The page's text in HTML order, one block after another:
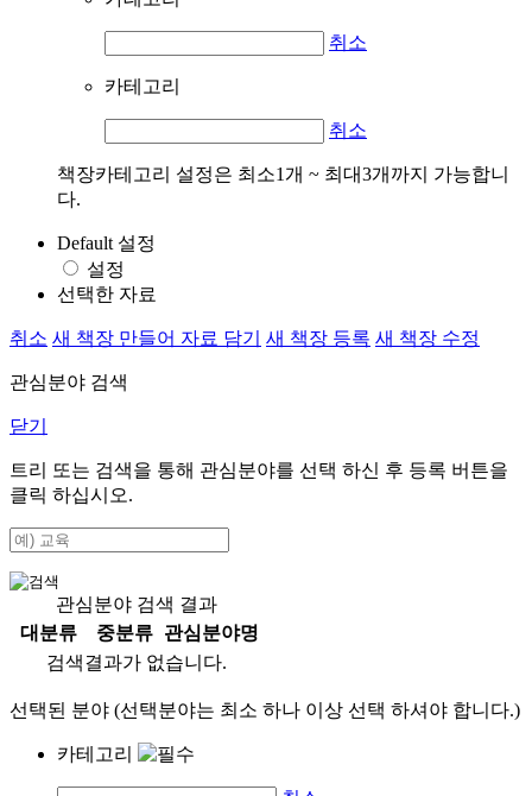
취소
카테고리
취소
책장카테고리 설정은 최소1개 ~ 최대3개까지 가능합니
다.
Default 설정
설정
선택한 자료
취소 새 책장 만들어 자료 담기 새 책장 등록 새 책장 수정
관심분야 검색
닫기
트리 또는 검색을 통해 관심분야를 선택 하신 후 등록 버튼을
클릭 하십시오.
관심분야 검색 결과
대분류
중분류
관심분야명
검색결과가 없습니다.
선택된 분야 (선택분야는 최소 하나 이상 선택 하셔야 합니다.)
카테고리